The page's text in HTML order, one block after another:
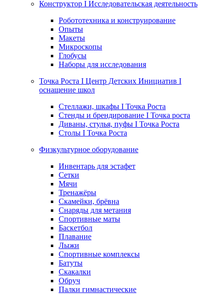
Конструктор I Исследовательская деятельность
Робототехника и конструирование
Опыты
Макеты
Микроскопы
Глобусы
Наборы для исследования
Точка Роста I Центр Детских Инициатив I
оснащение школ
Стеллажи, шкафы I Точка Роста
Стенды и брендирование I Точка роста
Диваны, стулья, пуфы I Точка Роста
Столы I Точка Роста
Физкультурное оборудование
Инвентарь для эстафет
Сетки
Мячи
Тренажёры
Скамейки, брёвна
Снаряды для метания
Спортивные маты
Баскетбол
Плавание
Лыжи
Спортивные комплексы
Батуты
Скакалки
Обруч
Палки гимнастические